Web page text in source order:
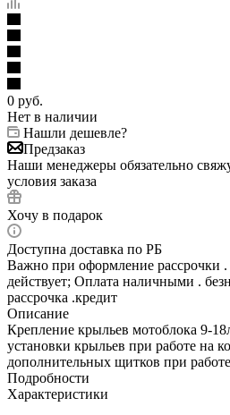
0 руб.
Нет в наличии
Нашли дешевле?
Предзаказ
Наши менеджеры обязательно
условия заказа
Хочу в подарок
Доступна доставка по РБ
Важно при оформление рассрочки .
действует; Оплата наличными .
рассрочка .кредит
Описание
Крепление крыльев мотоблока 9-
установки крыльев при работе на
дополнительных щитков при
Подробности
Характеристики